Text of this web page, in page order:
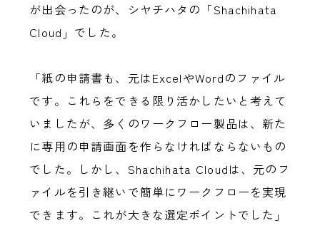
が出会ったのが、シヤチハタの「Shachihata
Cloud」でした。
「紙の申請書も、元はExcelやWordのファイル
です。これらをできる限り活かしたいと考えて
いましたが、多くのワークフロー製品は、新た
に専用の申請画面を作らなければならないもの
でした。しかし、Shachihata Cloudは、元のフ
ァイルを引き継いで簡単にワークフローを実現
できます。これが大きな選定ポイントでした」